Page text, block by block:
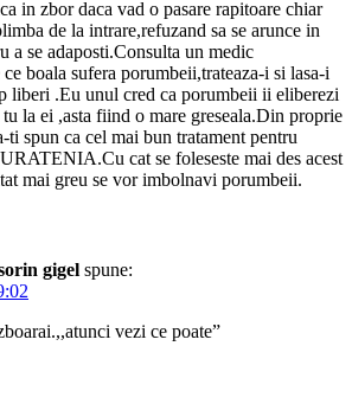
in zbor daca vad o pasare rapitoare chiar
de la intrare,refuzand sa se arunce in
a se adaposti.Consulta un medic
boala sufera porumbeii,trateaza-i si lasa-i
liberi .Eu unul cred ca porumbeii ii eliberezi
la ei ,asta fiind o mare greseala.Din proprie
ti spun ca cel mai bun tratament pentru
cat se foleseste mai des acest
mai greu se vor imbolnavi porumbeii.
gigel spune:
vezi ce poate”